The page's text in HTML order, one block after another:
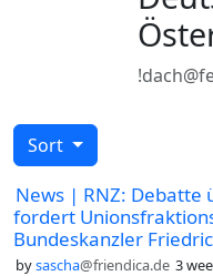
Sort
News | RNZ: Debatte
fordert
Bundeskanzler
bysascha@friendica.de 3